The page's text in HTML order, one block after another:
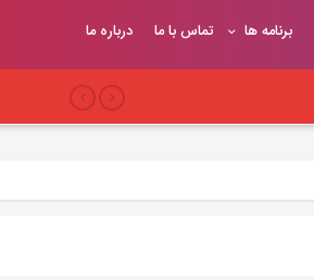
برنامه ها تماس با ما درباره ما